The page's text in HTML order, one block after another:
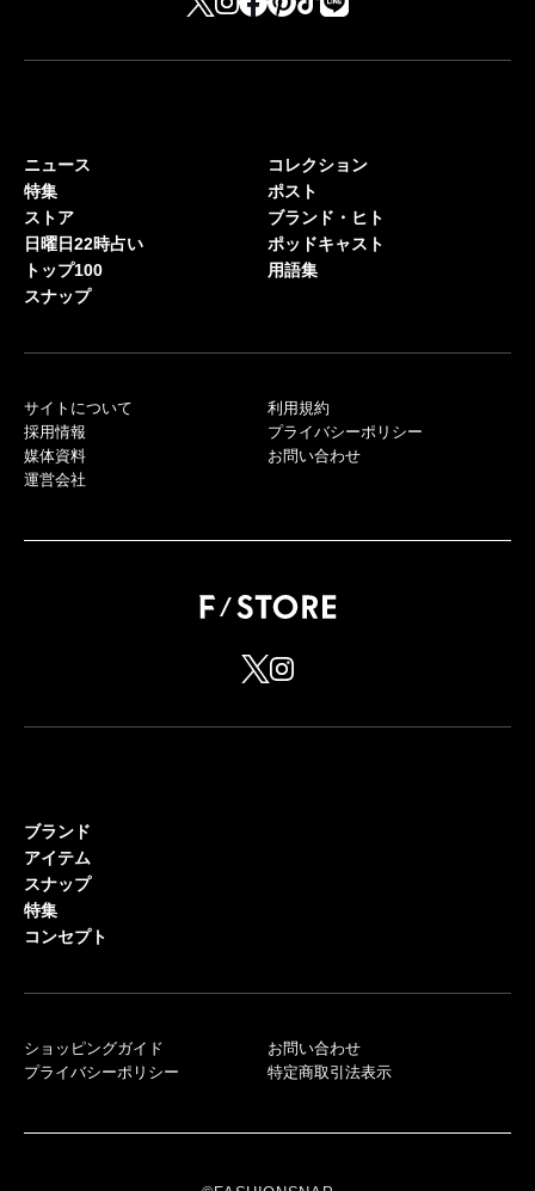
ニュース
特集
ストア
日曜日22時占い
トップ100
スナップ
コレクション
ポスト
ブランド・ヒト
ポッドキャスト
用語集
サイトについて
採用情報
媒体資料
運営会社
利用規約
プライバシーポリシー
お問い合わせ
ブランド
アイテム
スナップ
特集
コンセプト
ショッピングガイド
プライバシーポリシー
お問い合わせ
特定商取引法表示